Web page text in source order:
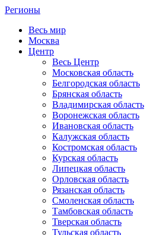
Регионы
Весь мир
Москва
Центр
Весь Центр
Московская область
Белгородская область
Брянская область
Владимирская область
Воронежская область
Ивановская область
Калужская область
Костромская область
Курская область
Липецкая область
Орловская область
Рязанская область
Смоленская область
Тамбовская область
Тверская область
Тульская область